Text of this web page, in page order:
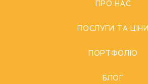
ПРО НАС
ПОСЛУГИ ТА ЦІНИ
ПОРТФОЛІО
БЛОГ